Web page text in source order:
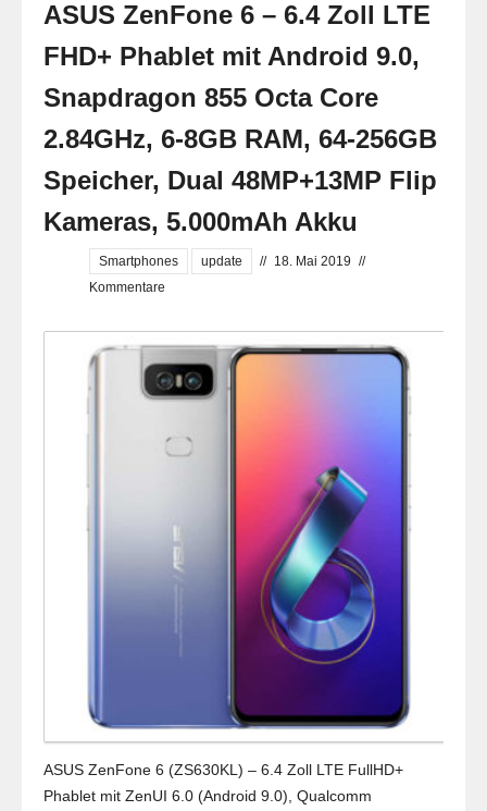
ASUS ZenFone 6 – 6.4 Zoll LTE
FHD+ Phablet mit Android 9.0,
Snapdragon 855 Octa Core
2.84GHz, 6-8GB RAM, 64-256GB
Speicher, Dual 48MP+13MP Flip
Kameras, 5.000mAh Akku
Smartphones update // 18. Mai 2019 //
Kommentare
ASUS ZenFone 6 (ZS630KL) – 6.4 Zoll LTE FullHD+
Phablet mit ZenUI 6.0 (Android 9.0), Qualcomm